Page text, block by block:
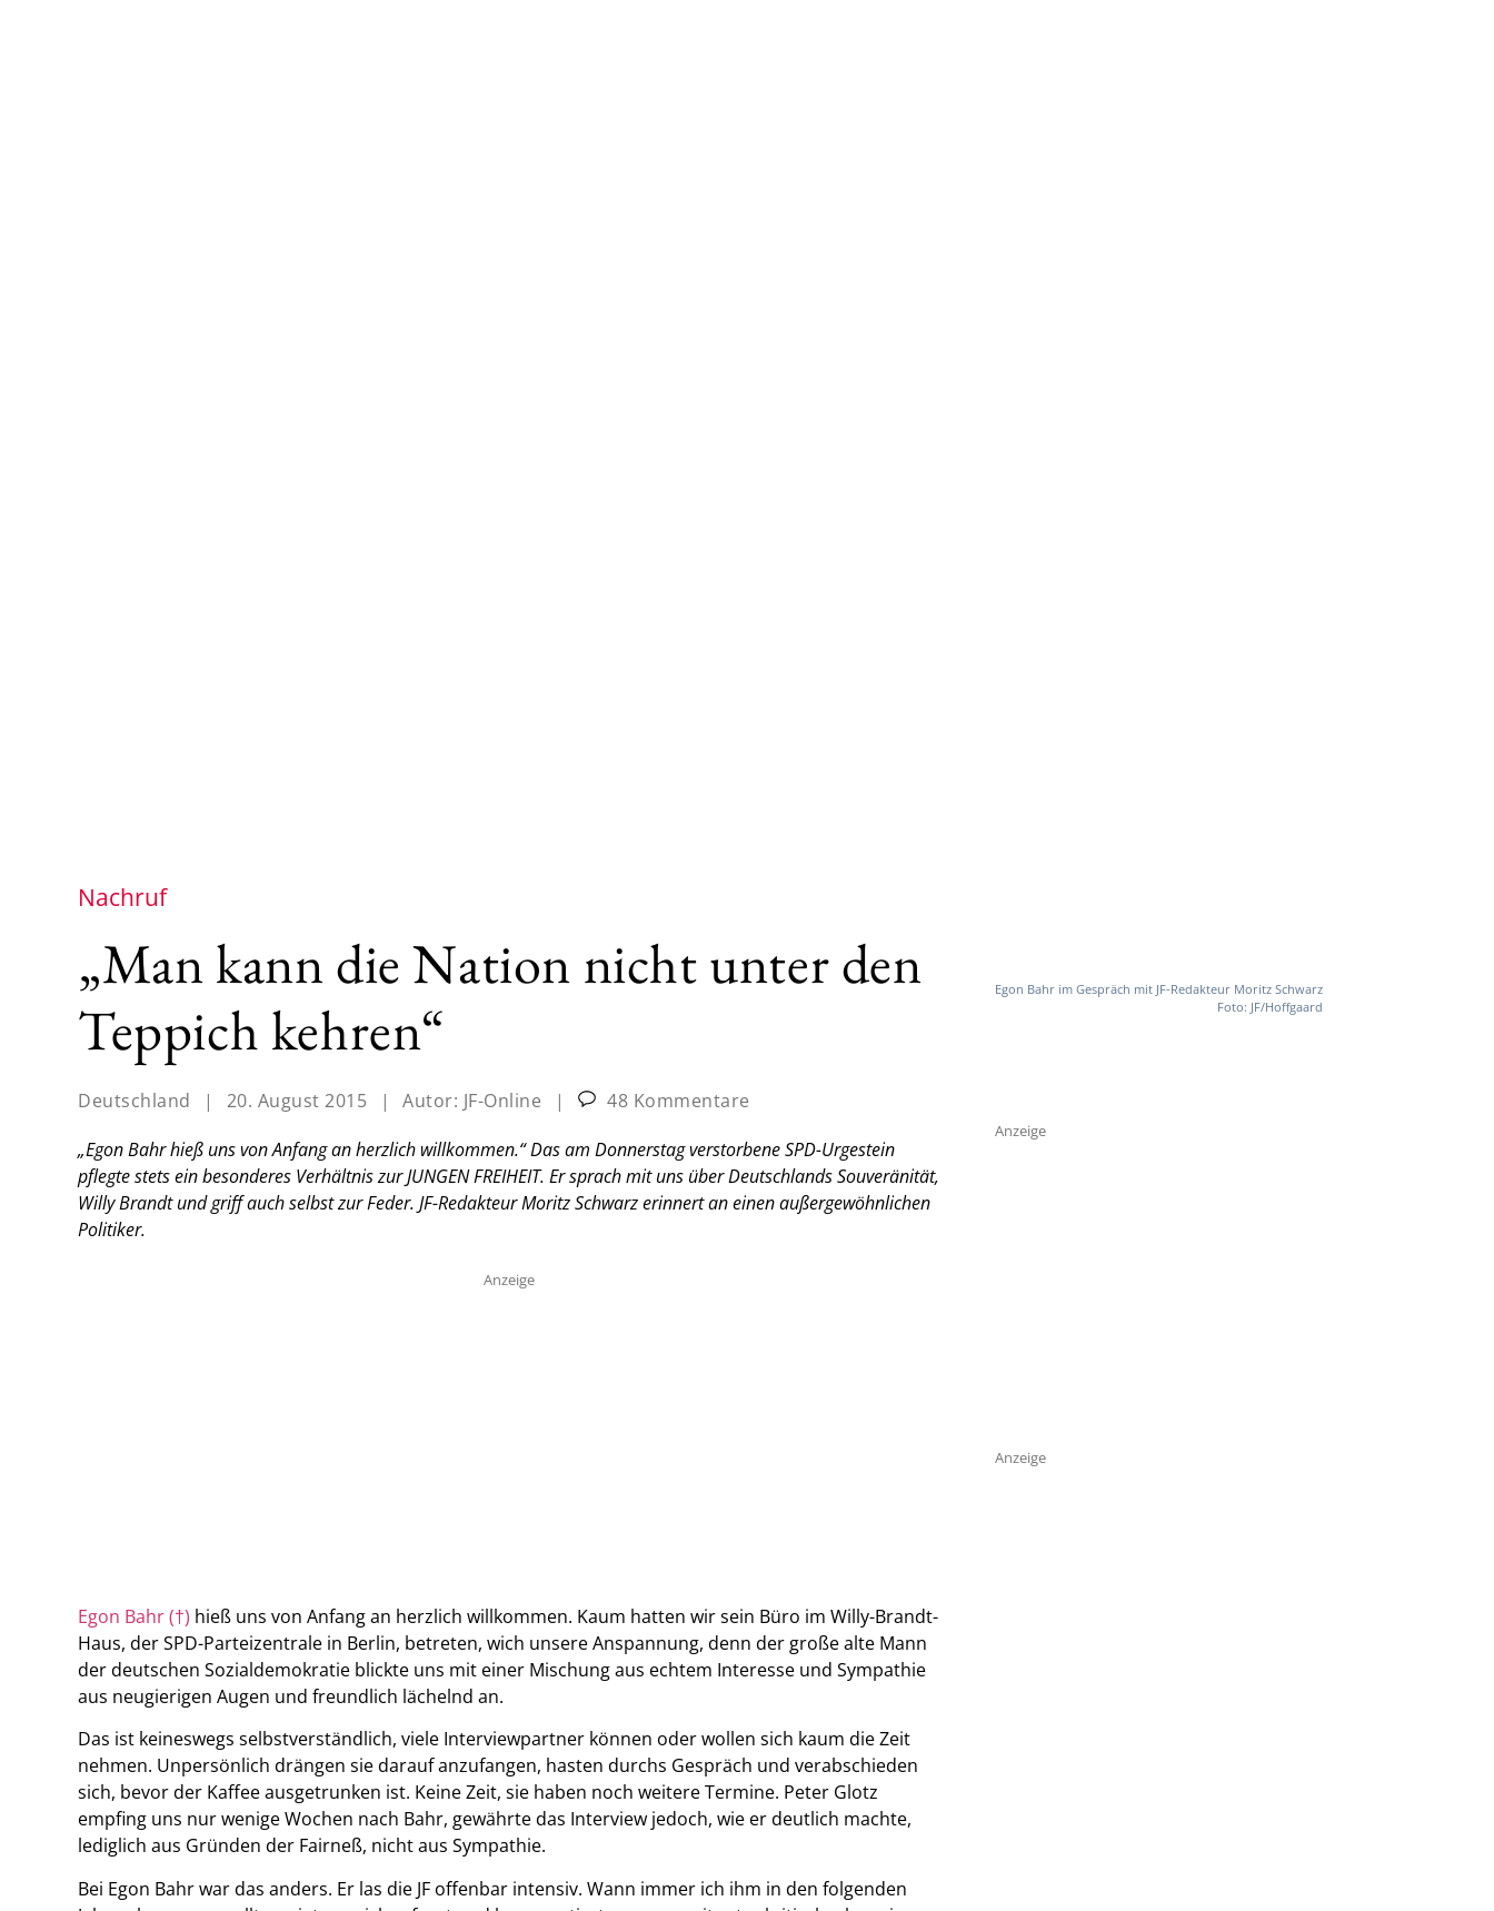
Nachruf
„Man kann die Nation nicht unter den
Teppich kehren“
Deutschland | 20. August 2015 | Autor: JF-Online |
48 Kommentare
„Egon Bahr hieß uns von Anfang an herzlich willkommen.“ Das am Donnerstag verstorbene SPD-Urgestein
pflegte stets ein besonderes Verhältnis zur JUNGEN FREIHEIT. Er sprach mit uns über Deutschlands Souveränität,
Willy Brandt und griff auch selbst zur Feder. JF-Redakteur Moritz Schwarz erinnert an einen außergewöhnlichen
Politiker.
Anzeige
Egon Bahr (†) hieß uns von Anfang an herzlich willkommen. Kaum hatten wir sein Büro im Willy-Brandt-
Haus, der SPD-Parteizentrale in Berlin, betreten, wich unsere Anspannung, denn der große alte Mann
der deutschen Sozialdemokratie blickte uns mit einer Mischung aus echtem Interesse und Sympathie
aus neugierigen Augen und freundlich lächelnd an.
Das ist keineswegs selbstverständlich, viele Interviewpartner können oder wollen sich kaum die Zeit
nehmen. Unpersönlich drängen sie darauf anzufangen, hasten durchs Gespräch und verabschieden
sich, bevor der Kaffee ausgetrunken ist. Keine Zeit, sie haben noch weitere Termine. Peter Glotz
empfing uns nur wenige Wochen nach Bahr, gewährte das Interview jedoch, wie er deutlich machte,
lediglich aus Gründen der Fairneß, nicht aus Sympathie.
Bei Egon Bahr war das anders. Er las die JF offenbar intensiv. Wann immer ich ihm in den folgenden
Egon Bahr im Gespräch mit JF-Redakteur Moritz Schwarz
Foto: JF/Hoffgaard
Anzeige
Anzeige